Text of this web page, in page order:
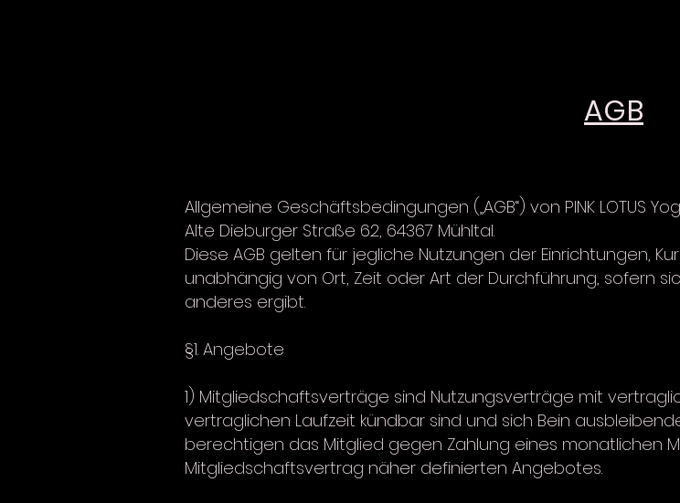
AGB
Allgemeine Geschäftsbedingungen („AGB“) von PINK LOTUS
Alte Dieburger Straße 62, 64367 Mühltal.
Diese AGB gelten für jegliche Nutzungen der Einrichtungen,
unabhängig von Ort, Zeit oder Art der Durchführung, sofern
anderes ergibt.
§1. Angebote
1) Mitgliedschaftsverträge sind Nutzungsverträge mit
vertraglichen Laufzeit kündbar sind und sich Bein
berechtigen das Mitglied gegen Zahlung eines monatlichen
Mitgliedschaftsvertrag näher definierten Angebotes.